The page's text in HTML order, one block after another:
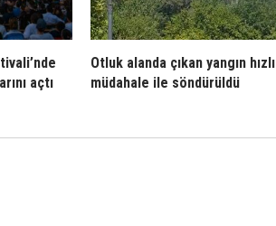
açtı
Otluk alanda çıkan yangın hızlı
müdahale ile söndürüldü